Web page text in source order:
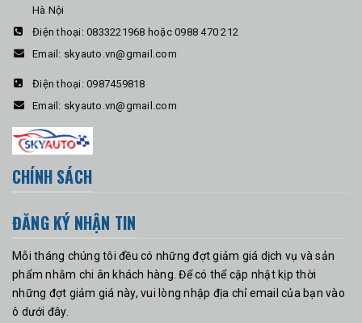
Hà Nội
Điện thoại: 0833221968 hoặc 0988 470 212
Email: skyauto.vn@gmail.com
Điện thoại: 0987459818
Email: skyauto.vn@gmail.com
CHÍNH SÁCH
ĐĂNG KÝ NHẬN TIN
Mỗi tháng chúng tôi đều có những đợt giảm giá dịch vụ và sản
phẩm nhằm chi ân khách hàng. Để có thể cập nhật kịp thời
những đợt giảm giá này, vui lòng nhập địa chỉ email của bạn vào
ô dưới đây.